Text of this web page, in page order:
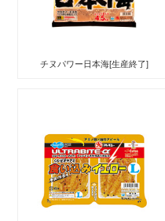
チヌパワー日本海[生産終了]